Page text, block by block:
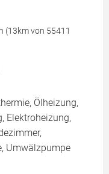
(13km von 55411
Ölheizung,
Elektroheizung,
Umwälzpumpe